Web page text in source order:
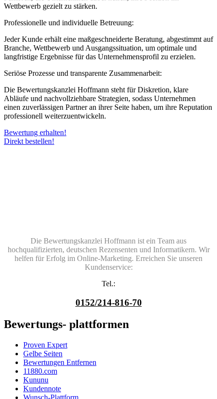
Wettbewerb gezielt zu stärken.
Professionelle und individuelle Betreuung:
Jeder Kunde erhält eine maßgeschneiderte Beratung, abgestimmt auf
Branche, Wettbewerb und Ausgangssituation, um optimale und
langfristige Ergebnisse für das Unternehmensprofil zu erzielen.
Seriöse Prozesse und transparente Zusammenarbeit:
Die Bewertungskanzlei Hoffmann steht für Diskretion, klare
Abläufe und nachvollziehbare Strategien, sodass Unternehmen
einen zuverlässigen Partner an ihrer Seite haben, um ihre Reputation
professionell weiterzuentwickeln.
Bewertung erhalten!
Direkt bestellen!
Die Bewertungskanzlei Hoffmann ist ein Team aus
hochqualifizierten, deutschen Rezensenten und Informatikern. Wir
helfen für Erfolg im Online-Marketing. Erreichen Sie unseren
Kundenservice:
Tel.:
0152/214-816-70
Bewertungs- plattformen
Proven Expert
Gelbe Seiten
Bewertungen Entfernen
11880.com
Kununu
Kundennote
Wunsch-Plattform